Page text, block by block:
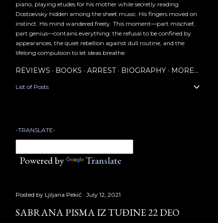
piano, playing etudes for his mother while secretly reading
Dostoevsky hidden among the sheet music. His fingers moved on
instinct. His mind wandered freely. This moment—part mischief,
part genius—contains everything: the refusal to be confined by
appearances, the quiet rebellion against dull routine, and the
lifelong compulsion to let ideas breathe.
REVIEWS BOOKS ARREST BIOGRAPHY MORE…
List of Posts
-TRANSLATE-
Powered by Translate
Posted by Ljiljana Pekić July 12, 2021
SABRANA PISMA IZ TUĐINE 22 DEO